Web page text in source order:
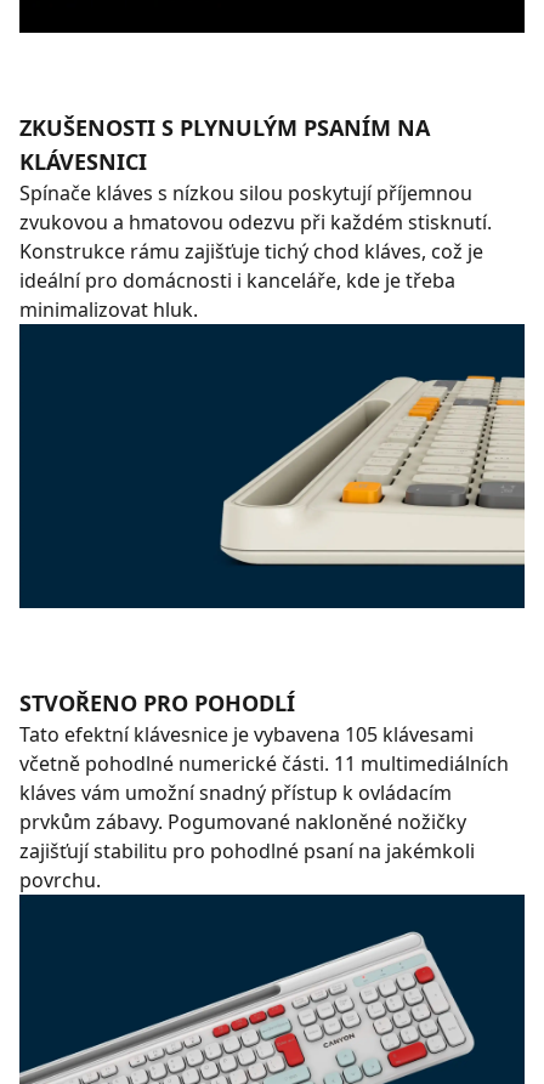
ZKUŠENOSTI S PLYNULÝM PSANÍM NA
KLÁVESNICI
Spínače kláves s nízkou silou poskytují příjemnou
zvukovou a hmatovou odezvu při každém stisknutí.
Konstrukce rámu zajišťuje tichý chod kláves, což je
ideální pro domácnosti i kanceláře, kde je třeba
minimalizovat hluk.
STVOŘENO PRO POHODLÍ
Tato efektní klávesnice je vybavena 105 klávesami
včetně pohodlné numerické části. 11 multimediálních
kláves vám umožní snadný přístup k ovládacím
prvkům zábavy. Pogumované nakloněné nožičky
zajišťují stabilitu pro pohodlné psaní na jakémkoli
povrchu.